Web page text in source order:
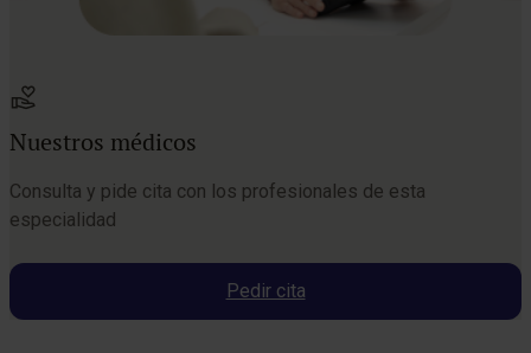
Nuestros médicos
Consulta y pide cita con los profesionales de esta
especialidad
Pedir cita